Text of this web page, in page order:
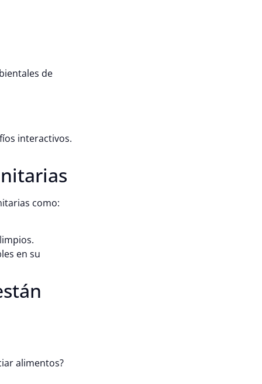
de
interactivos.
como:
en su
alimentos?